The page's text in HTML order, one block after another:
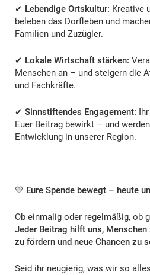
✔ Lebendige Ortskultur: Kreative
beleben das Dorfleben und
Familien und Zuzügler.
✔ Lokale Wirtschaft stärken:
Menschen an – und steigern die
und Fachkräfte.
✔ Sinnstiftendes Engagement:
Euer Beitrag bewirkt – und
Entwicklung in unserer Region.
💛 Eure Spende bewegt – heute
Ob einmalig oder regelmäßig, ob
Jeder Beitrag hilft uns,
zu fördern und neue Chancen zu
Seid ihr neugierig, was wir so